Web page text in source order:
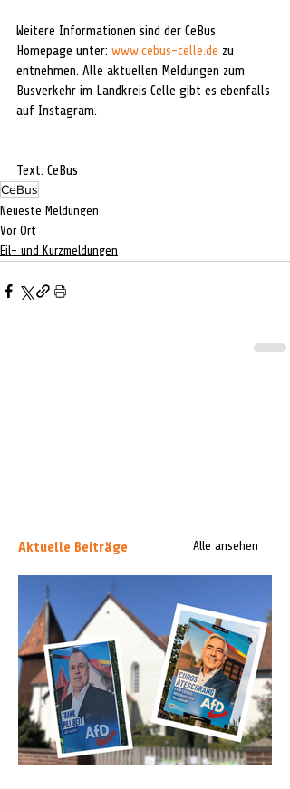
Weitere Informationen sind der CeBus
Homepage unter: www.cebus-celle.de zu
entnehmen. Alle aktuellen Meldungen zum
Busverkehr im Landkreis Celle gibt es ebenfalls
auf Instagram.
Text: CeBus
CeBus
Neueste Meldungen
Vor Ort
Eil- und Kurzmeldungen
Aktuelle Beiträge Alle ansehen